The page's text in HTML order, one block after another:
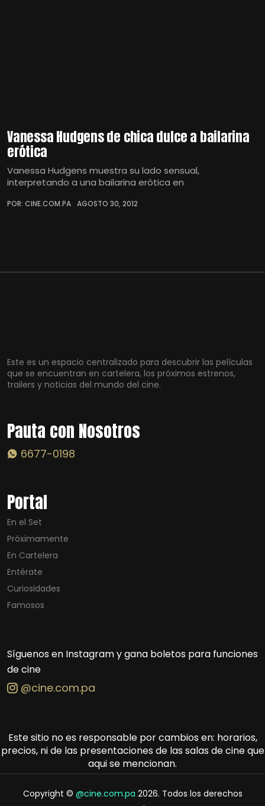
Vanessa Hudgens de chica dulce a bailarina
erótica
Vanessa Hudgens muestra su lado sensual,
interpretando a una bailarina erótica en
POR: CINE.COM.PA AGOSTO 30, 2012
Este es un espacio centralizado para descubrir las películas
que se encuentran en cartelera, los próximos estrenos,
trailers y noticias del mundo del cine.
Pauta con Nosotros
6677-0198
Portal
En el Set
Próximamente
En Cartelera
Entérate
Curiosidades
Famosos
Síguenos en Instagram y gana boletos para funciones
de cine
@cine.com.pa
Este sitio no es responsable por cambios en: horarios,
precios, ni de las presentaciones de las salas de cine que
aqui se mencionan.
Copyright © @cine.com.pa 2026. Todos los derechos